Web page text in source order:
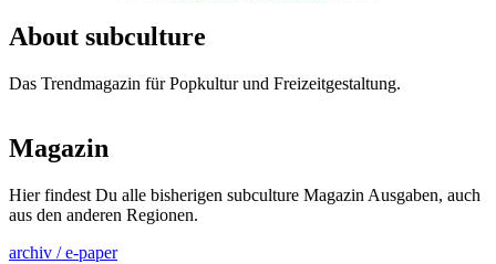
About subculture
Das Trendmagazin für Popkultur und Freizeitgestaltung.
Magazin
Hier findest Du alle bisherigen subculture Magazin Ausgaben, auch
aus den anderen Regionen.
archiv / e-paper